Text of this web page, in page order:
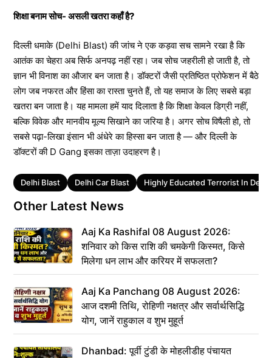
शिक्षा बनाम सोच- असली खतरा कहाँ है?
दिल्ली धमाके (Delhi Blast) की जांच ने एक कड़वा सच सामने रखा है कि
आतंक का चेहरा अब सिर्फ अनपढ़ नहीं रहा। जब सोच जहरीली हो जाती है, तो
ज्ञान भी विनाश का औजार बन जाता है। डॉक्टरों जैसी प्रतिष्ठित प्रोफेशन में बैठे
लोग जब नफरत और हिंसा का रास्ता चुनते हैं, तो यह समाज के लिए सबसे बड़ा
खतरा बन जाता है। यह मामला हमें याद दिलाता है कि शिक्षा केवल डिग्री नहीं,
बल्कि विवेक और मानवीय मूल्य सिखाने का जरिया है। अगर सोच विषैली हो, तो
सबसे पढ़ा-लिखा इंसान भी अंधेरे का हिस्सा बन जाता है — और दिल्ली के
डॉक्टरों की D Gang इसका ताज़ा उदाहरण है।
Tags
Delhi Blast Delhi Car Blast Highly Educated Terrorist In Delhi
Other Latest News
Aaj Ka Rashifal 08 August 2026:
शनिवार को किस राशि की चमकेगी किस्मत, किसे
मिलेगा धन लाभ और करियर में सफलता?
Aaj Ka Panchang 08 August 2026:
आज दशमी तिथि, रोहिणी नक्षत्र और सर्वार्थसिद्धि
योग, जानें राहुकाल व शुभ मुहूर्त
Dhanbad: पूर्वी टुंडी के मोहलीडीह पंचायत